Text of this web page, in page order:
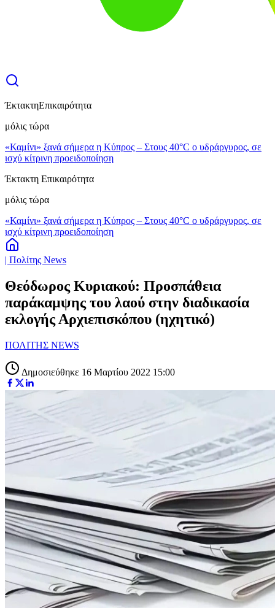
ΈκτακτηΕπικαιρότητα
μόλις τώρα
«Καμίνι» ξανά σήμερα η Κύπρος – Στους 40°C ο υδράργυρος, σε
ισχύ κίτρινη προειδοποίηση
Έκτακτη Επικαιρότητα
μόλις τώρα
«Καμίνι» ξανά σήμερα η Κύπρος – Στους 40°C ο υδράργυρος, σε
ισχύ κίτρινη προειδοποίηση
| Πολίτης News
Θεόδωρος Κυριακού: Προσπάθεια
παράκαμψης του λαού στην διαδικασία
εκλογής Αρχιεπισκόπου (ηχητικό)
ΠΟΛΙΤΗΣ NEWS
Δημοσιεύθηκε 16 Μαρτίου 2022 15:00